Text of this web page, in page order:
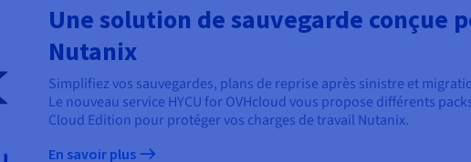
Une solution de sauvegarde conçue
Nutanix
Simplifiez vos sauvegardes, plans de reprise après sinistre et
Le nouveau service HYCU for OVHcloud vous propose différents
Cloud Edition pour protéger vos charges de travail Nutanix.
En savoir plus